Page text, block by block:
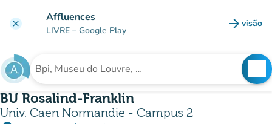
clear Affluences
LIVRE – Google Play arrow_forward visão
(novo
Procura uma instituição
BU Rosalind-Franklin
Univ. Caen Normandie - Campus 2